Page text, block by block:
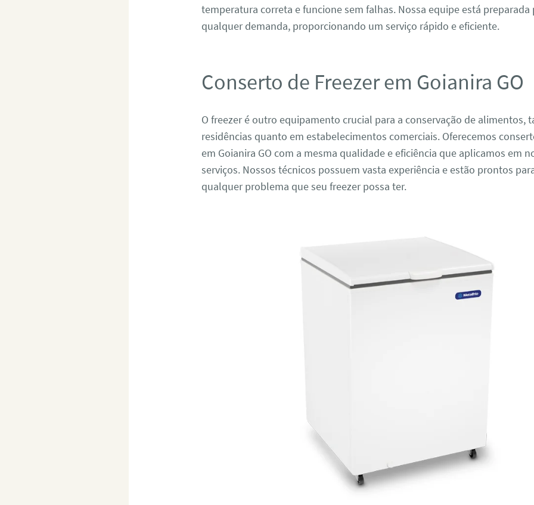
temperatura correta e funcione sem falhas. Nossa equipe está preparada
qualquer demanda, proporcionando um serviço rápido e eficiente.
Conserto de Freezer em Goianira GO
O freezer é outro equipamento crucial para a conservação de alimentos,
residências quanto em estabelecimentos comerciais. Oferecemos
em Goianira GO com a mesma qualidade e eficiência que aplicamos em
serviços. Nossos técnicos possuem vasta experiência e estão prontos
qualquer problema que seu freezer possa ter.